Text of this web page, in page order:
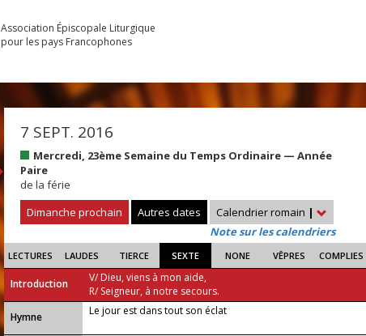
Association Épiscopale Liturgique
pour les pays Francophones
7 SEPT. 2016
Mercredi, 23ème Semaine du Temps Ordinaire — Année
Paire
de la férie
Dimanche prochain
Autres dates Calendrier romain |
Note sur les calendriers
LECTURES LAUDES TIERCE SEXTE NONE VÊPRES COMPLIES
Introduction
V/ Dieu, viens à mon aide,
R/ Seigneur, à notre secours.
...
Hymne Le jour est dans tout son éclat